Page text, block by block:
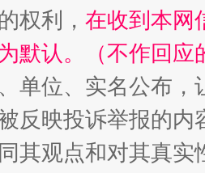
权利， 在收到本网
默认。（不作回应
单位、实名公布
反映投诉举报的
其观点和对其真实